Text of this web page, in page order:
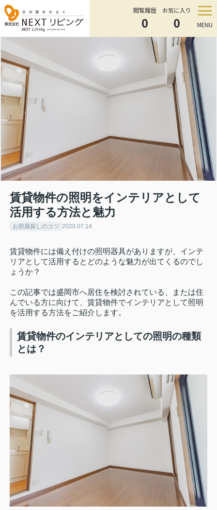
閲覧履歴
0
お気に入り
0 MENU
賃貸物件の照明をインテリアとして
活用する方法と魅力
お部屋探しのコツ 2020.07.14
賃貸物件には備え付けの照明器具がありますが、インテ
リアとして活用するとどのような魅力が出てくるのでし
ょうか？
この記事では盛岡市へ居住を検討されている、または住
んでいる方に向けて、賃貸物件でインテリアとして照明
を活用する方法をご紹介します。
賃貸物件のインテリアとしての照明の種類
とは？